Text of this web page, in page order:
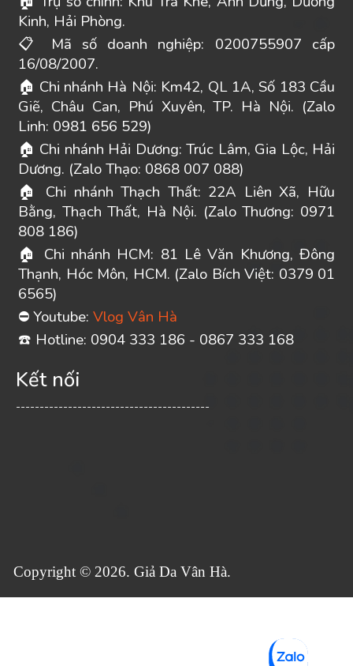
Kinh, Hải Phòng.
📋
Mã số doanh nghiệp: 0200755907 cấp
16/08/2007.
🏠 Chi nhánh Hà Nội: Km42, QL 1A, Số 183 Cầu
Giẽ, Châu Can, Phú Xuyên, TP. Hà Nội. (Zalo
Linh: 0981 656 529)
🏠 Chi nhánh Hải Dương: Trúc Lâm, Gia Lộc, Hải
Dương. (Zalo Thạo: 0868 007 088)
🏠 Chi nhánh Thạch Thất: 22A Liên Xã, Hữu
Bằng, Thạch Thất, Hà Nội. (Zalo Thương: 0971
808 186)
🏠
Chi nhánh HCM: 81 Lê Văn Khương, Đông
Thạnh, Hóc Môn, HCM. (Zalo Bích Việt: 0379 01
6565)
⛔ Youtube: Vlog Vân Hà
☎ ️ Hotline: 0904 333 186 - 0867 333 168
Kết nối
-----------------------------------------
Copyright © 2026. Giả Da Vân Hà.